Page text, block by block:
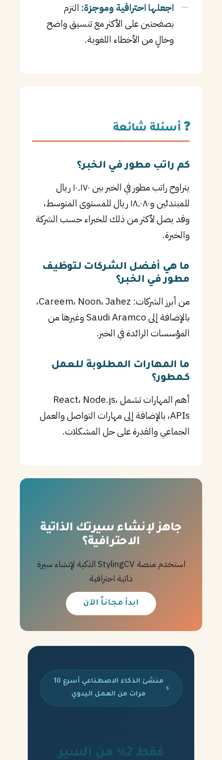
اجعلها احترافية وموجزة: التزم
بصفحتين على الأكثر مع تنسيق واضح
وخالٍ من الأخطاء اللغوية.
❓ أسئلة شائعة
كم راتب مطور في الخبر؟
يتراوح راتب مطور في الخبر بين ١٠٬١٧٠ ريال
للمبتدئين و١٨٬٠٨٠ ريال للمستوى المتوسط،
وقد يصل لأكثر من ذلك للخبراء حسب الشركة
والخبرة.
ما هي أفضل الشركات لتوظيف
مطور في الخبر؟
من أبرز الشركات: Careem، Noon، Jahez،
بالإضافة إلى Saudi Aramco وغيرها من
المؤسسات الرائدة في الخبر.
ما المهارات المطلوبة للعمل
كـمطور؟
أهم المهارات تشمل React، Node.js،
APIs، بالإضافة إلى مهارات التواصل والعمل
الجماعي والقدرة على حل المشكلات.
جاهز لإنشاء سيرتك الذاتية
الاحترافية؟
استخدم منصة StylingCV الذكية لإنشاء سيرة
ذاتية احترافية
ابدأ مجاناً الآن
منشئ الذكاء الاصطناعي أسرع 10
مرات من العمل اليدوي
فقط 2% من السير